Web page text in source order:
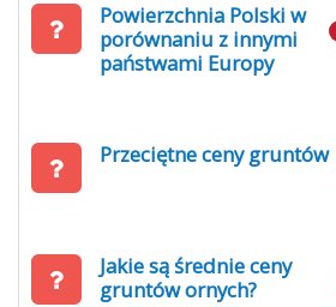
Powierzchnia Polski w
porównaniu z innymi
państwami Europy
Przeciętne ceny gruntów
Jakie są średnie ceny
gruntów ornych?